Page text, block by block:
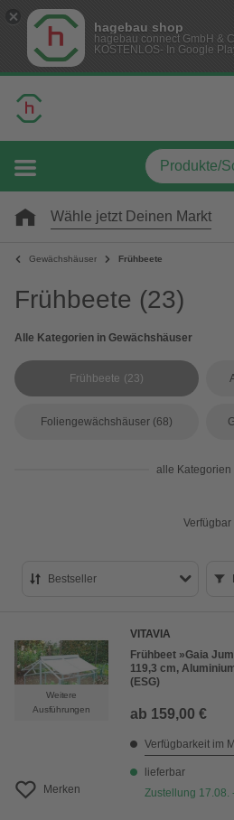
hagebau shop
hagebau connect GmbH &
KOSTENLOS- In Google
Wähle jetzt Deinen Markt
Gewächshäuser Frühbeete
Frühbeete (23)
Alle Kategorien in Gewächshäuser
Frühbeete (23)
Foliengewächshäuser (68)
alle Kategorien
Verfügbar
Bestseller
Preis aufsteigend
Preis absteigend
Bewertung
Weitere
Ausführungen
Merken
VITAVIA
Frühbeet »Gaia
119,3 cm,
(ESG)
ab 159,00 €
Verfügbarkeit im
lieferbar
Zustellung 17.08.